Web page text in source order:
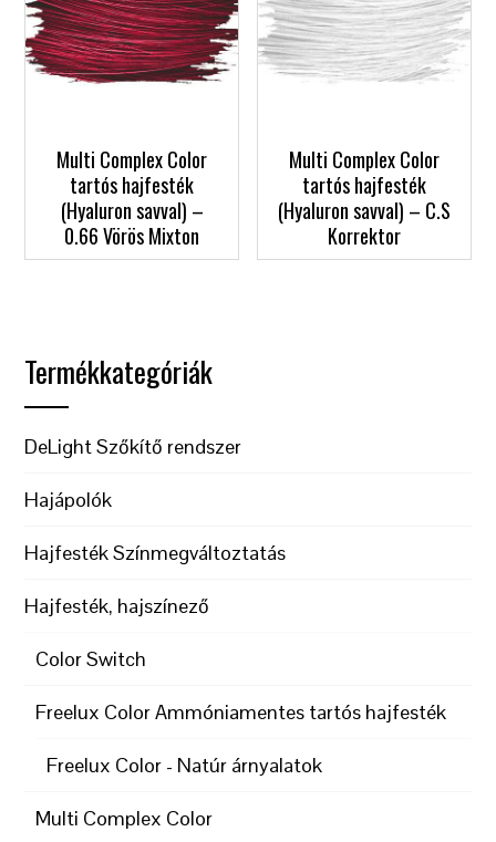
Multi Complex Color
tartós hajfesték
(Hyaluron savval) –
0.66 Vörös Mixton
Multi Complex Color
tartós hajfesték
(Hyaluron savval) – C.S
Korrektor
Termékkategóriák
DeLight Szőkítő rendszer
Hajápolók
Hajfesték Színmegváltoztatás
Hajfesték, hajszínező
Color Switch
Freelux Color Ammóniamentes tartós hajfesték
Freelux Color - Natúr árnyalatok
Multi Complex Color